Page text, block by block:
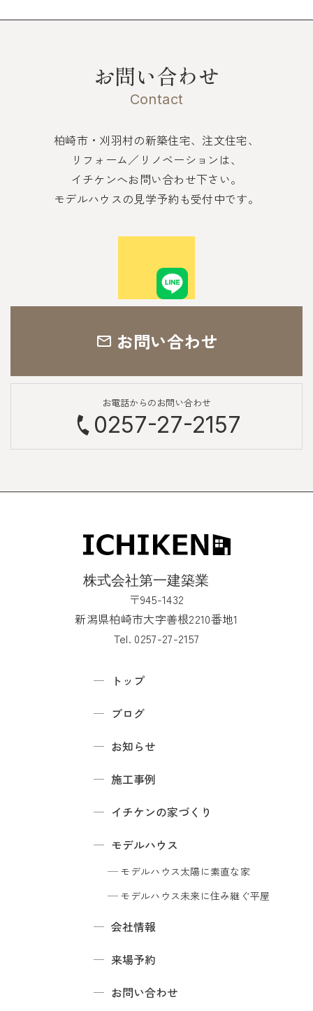
お問い合わせ
Contact
柏崎市・刈羽村の新築住宅、注文住宅、
リフォーム／リノベーションは、
イチケンへお問い合わせ下さい。
モデルハウスの見学予約も受付中です。
お問い合わせ
お電話からのお問い合わせ
0257-27-2157
〒945-1432
新潟県柏崎市大字善根2210番地1
Tel. 0257-27-2157
トップ
ブログ
お知らせ
施工事例
イチケンの家づくり
モデルハウス
モデルハウス太陽に素直な家
モデルハウス未来に住み継ぐ平屋
会社情報
来場予約
お問い合わせ